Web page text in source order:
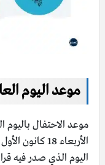
موعد اليوم العالمي
موعد الاحتفال باليوم